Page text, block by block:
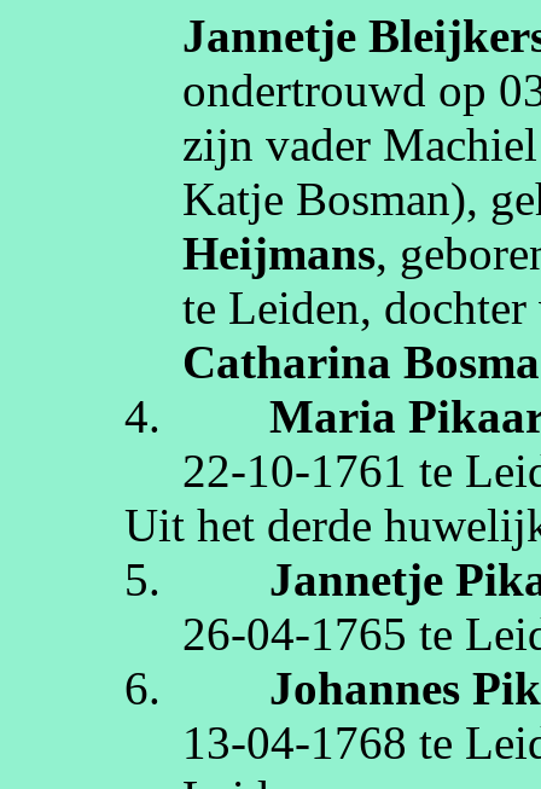
Jannetje
ondertrouwd op
zijn vader
Katje Bosman),
Heijmans,
te Leiden,
Catharina
4.
Maria
22‑10‑1761 te
Uit het derde
5.
Jannetje
26‑04‑1765 te
6.
Johannes
13‑04‑1768 te